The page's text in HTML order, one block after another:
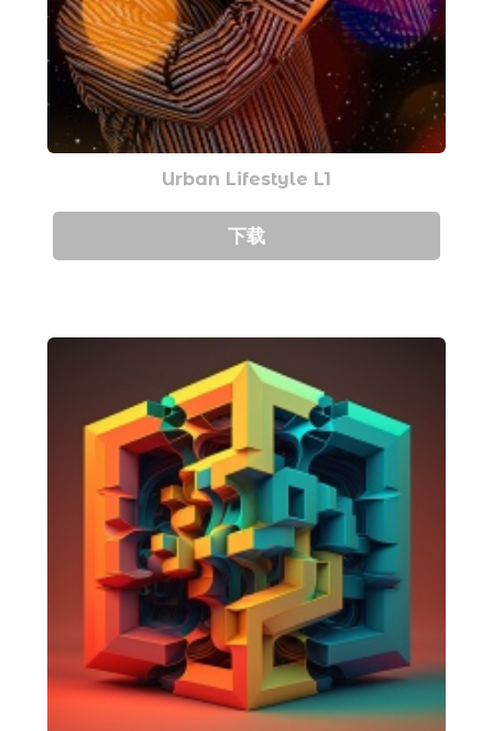
Urban Lifestyle L1
下载